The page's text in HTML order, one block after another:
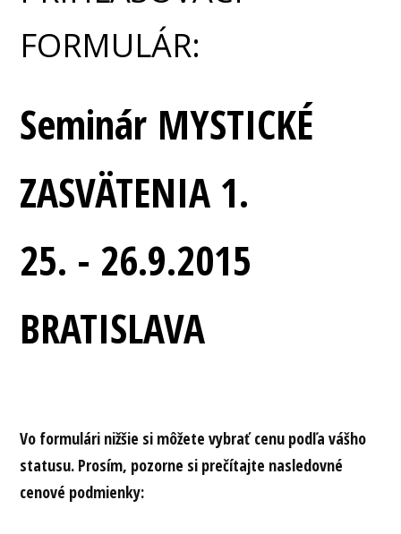
FORMULÁR:
Seminár MYSTICKÉ
ZASVÄTENIA 1.
25. - 26.9.2015
BRATISLAVA
Vo formulári nižšie si môžete vybrať cenu podľa vášho
statusu. Prosím, pozorne si prečítajte nasledovné
cenové podmienky: